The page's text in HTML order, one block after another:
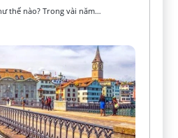
thế nào? Trong vài năm…